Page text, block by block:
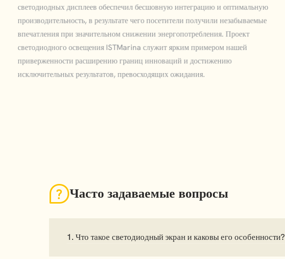
производительность, в результате чего посетители получили незабываемые
впечатления при значительном снижении энергопотребления. Проект
светодиодного освещения ISTMarina служит ярким примером нашей
приверженности расширению границ инноваций и достижению
исключительных результатов, превосходящих ожидания.
Часто задаваемые вопросы
1. Что такое светодиодный экран и каковы его особенности?